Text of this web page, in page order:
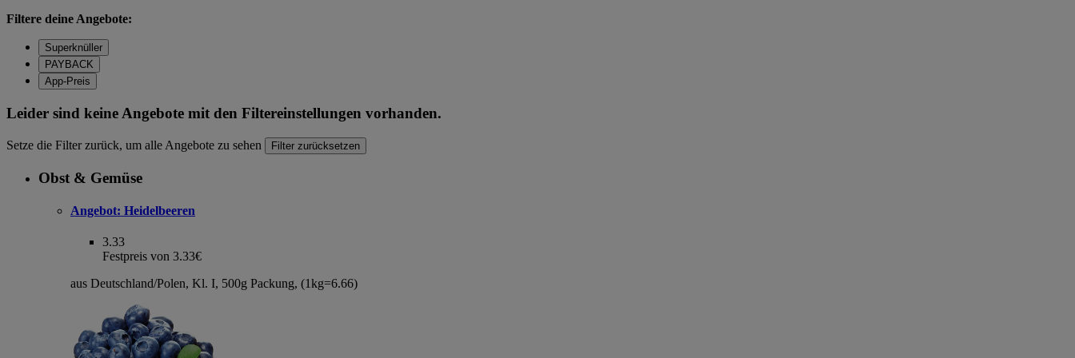
Filtere deine Angebote:
Superknüller
PAYBACK
App-Preis
Leider sind keine Angebote mit den Filtereinstellungen vorhanden.
Setze die Filter zurück, um alle Angebote zu sehen Filter zurücksetzen
Obst & Gemüse
Angebot: Heidelbeeren
3.33
Festpreis von 3.33€
aus Deutschland/Polen, Kl. I, 500g Packung, (1kg=6.66)